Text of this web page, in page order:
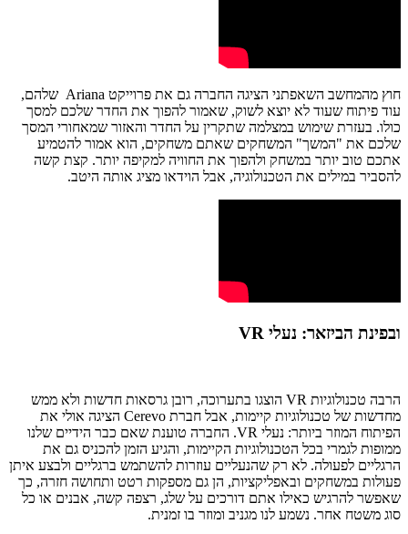
חוץ מהמחשב השאפתני הציגה החברה גם את פרוייקט Ariana שלהם,
עוד פיתוח שעוד לא יוצא לשוק, שאמור להפוך את החדר שלכם למסך
כולו. בעזרת שימוש במצלמה שתקרין על החדר והאזור שמאחורי המסך
שלכם את "המשך" המשחקים שאתם משחקים, הוא אמור להטמיע
אתכם טוב יותר במשחק ולהפוך את החוויה למקיפה יותר. קצת קשה
להסביר במילים את הטכנולוגיה, אבל הוידאו מציג אותה היטב.
ובפינת הביזאר: נעלי VR
הרבה טכנולוגיות VR הוצגו בתערוכה, רובן גרסאות חדשות ולא ממש
מחדשות של טכנולוגיות קיימות, אבל חברת Cerevo הציגה אולי את
הפיתוח המוזר ביותר: נעלי VR. החברה טוענת שאם כבר הידיים שלנו
ממופות לגמרי בכל הטכנולוגיות הקיימות, והגיע הזמן להכניס גם את
הרגליים לפעולה. לא רק שהנעליים עוזרות להשתמש ברגליים ולבצע איתן
פעולות במשחקים ובאפליקציות, הן גם מספקות רטט ותחושה חזרה, כך
שאפשר להרגיש כאילו אתם דורכים על שלג, רצפה קשה, אבנים או כל
סוג משטח אחר. נשמע לנו מגניב ומוזר בו זמנית.